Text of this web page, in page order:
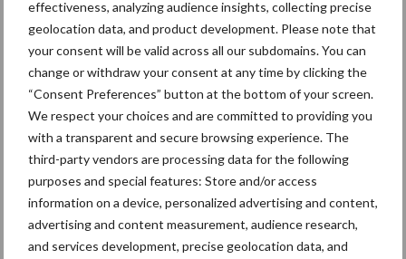
effectiveness, analyzing audience insights, collecting precise
geolocation data, and product development. Please note that
your consent will be valid across all our subdomains. You can
change or withdraw your consent at any time by clicking the
“Consent Preferences” button at the bottom of your screen.
We respect your choices and are committed to providing you
with a transparent and secure browsing experience. The
third-party vendors are processing data for the following
purposes and special features: Store and/or access
information on a device, personalized advertising and content,
advertising and content measurement, audience research,
and services development, precise geolocation data, and
LTO: Blijf aandringen op
herbeoordeling negatieve
beschikkingen eco-regeling
2025
Gecombineerde opgave
indienen kan tot en met 18
mei 2026